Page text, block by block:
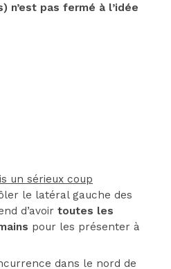
n’est pas fermé à l’idée
un sérieux coup
le latéral gauche des
d’avoir toutes les
pour les présenter à
dans le nord de